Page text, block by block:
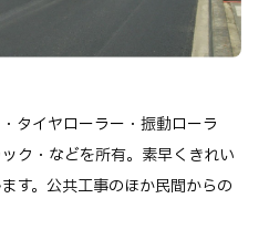
タイヤローラー・振動ローラ
ク・などを所有。素早くきれい
す。公共工事のほか民間からの